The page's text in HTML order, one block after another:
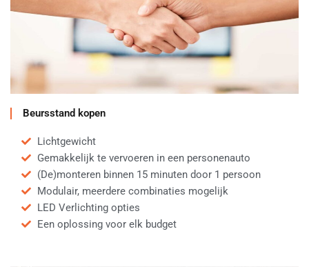
Beursstand kopen
Lichtgewicht
Gemakkelijk te vervoeren in een personenauto
(De)monteren binnen 15 minuten door 1 persoon
Modulair, meerdere combinaties mogelijk
LED Verlichting opties
Een oplossing voor elk budget